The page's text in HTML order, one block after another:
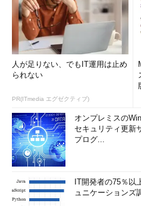
人が足りない、でもIT運用は止め
られない
PR(ITmedia エグゼクティブ)
オンプレミスの
セキュリティ更新
プログ...
IT開発者の75％以
ュニケーションズ